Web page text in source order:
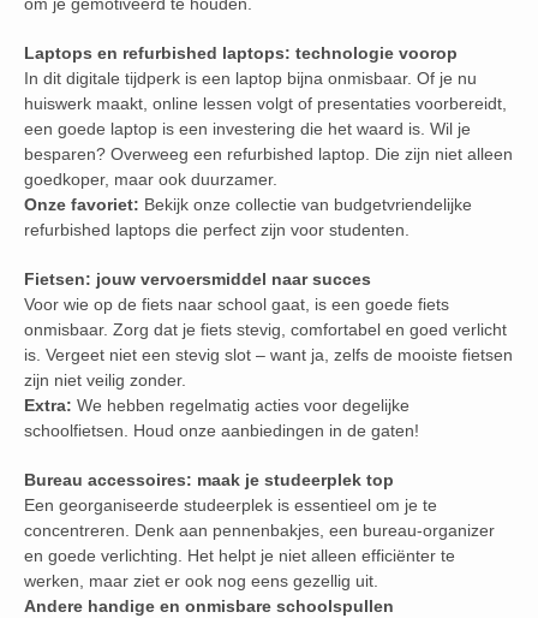
om je gemotiveerd te houden.
Laptops en refurbished laptops: technologie voorop
In dit digitale tijdperk is een laptop bijna onmisbaar. Of je nu
huiswerk maakt, online lessen volgt of presentaties voorbereidt,
een goede laptop is een investering die het waard is. Wil je
besparen? Overweeg een refurbished laptop. Die zijn niet alleen
goedkoper, maar ook duurzamer.
Onze favoriet: Bekijk onze collectie van budgetvriendelijke
refurbished laptops die perfect zijn voor studenten.
Fietsen: jouw vervoersmiddel naar succes
Voor wie op de fiets naar school gaat, is een goede fiets
onmisbaar. Zorg dat je fiets stevig, comfortabel en goed verlicht
is. Vergeet niet een stevig slot – want ja, zelfs de mooiste fietsen
zijn niet veilig zonder.
Extra: We hebben regelmatig acties voor degelijke
schoolfietsen. Houd onze aanbiedingen in de gaten!
Bureau accessoires: maak je studeerplek top
Een georganiseerde studeerplek is essentieel om je te
concentreren. Denk aan pennenbakjes, een bureau-organizer
en goede verlichting. Het helpt je niet alleen efficiënter te
werken, maar ziet er ook nog eens gezellig uit.
Andere handige en onmisbare schoolspullen